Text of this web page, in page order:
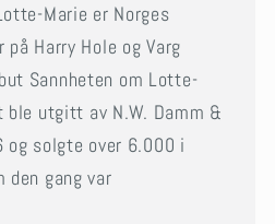
Marie er Norges
Harry Hole og Varg
Sannheten om Lotte-
ble utgitt av N.W. Damm &
og solgte over 6.000 i
den gang var